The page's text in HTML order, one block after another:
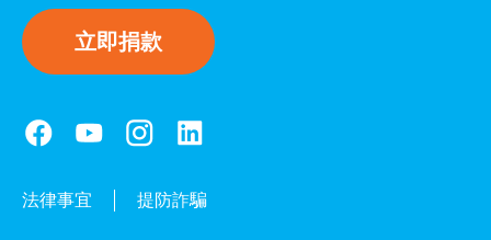
立即捐款
法律事宜 提防詐騙